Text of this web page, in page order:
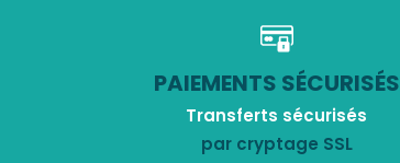
PAIEMENTS SÉCURISÉS
Transferts sécurisés
par cryptage SSL